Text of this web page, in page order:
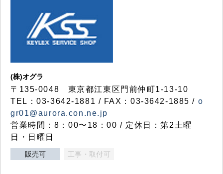
(株)オグラ
〒135-0048 東京都江東区門前仲町1-13-10
TEL：03-3642-1881 / FAX：03-3642-1885 / o
gr01@aurora.con.ne.jp
営業時間：8：00〜18：00 / 定休日：第2土曜
日・日曜日
販売可 工事・取付可